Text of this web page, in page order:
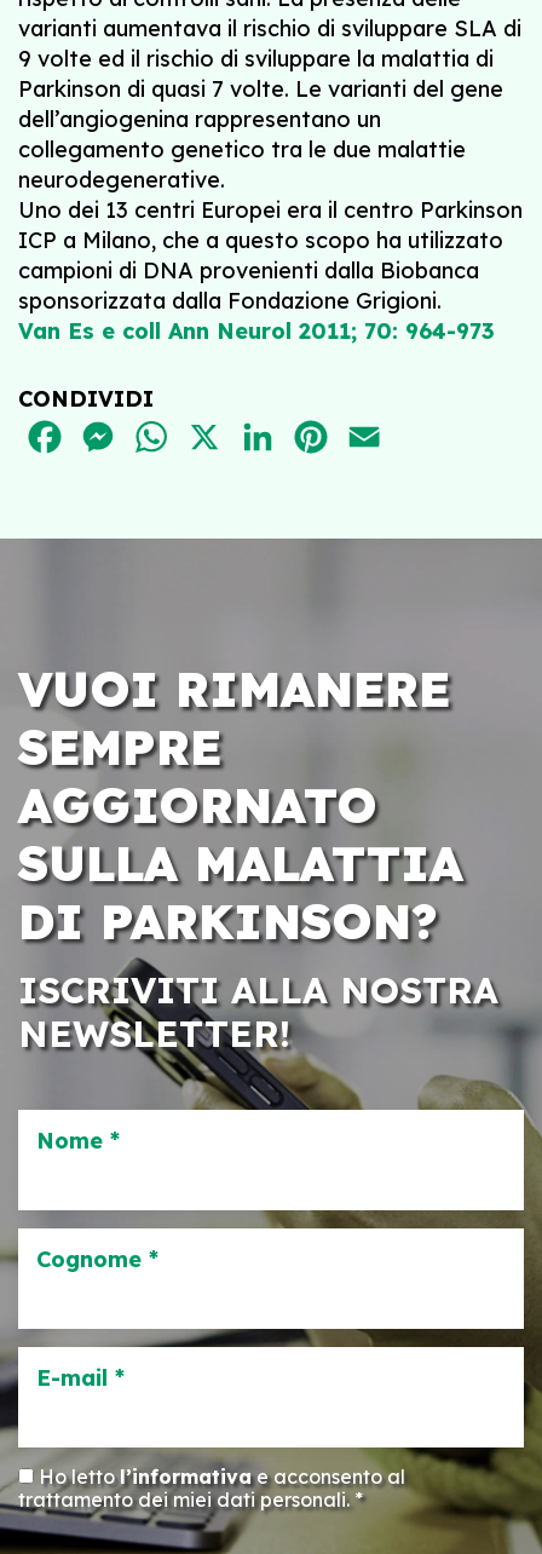
varianti aumentava il rischio di sviluppare SLA di
9 volte ed il rischio di sviluppare la malattia di
Parkinson di quasi 7 volte. Le varianti del gene
dell’angiogenina rappresentano un
collegamento genetico tra le due malattie
neurodegenerative.
Uno dei 13 centri Europei era il centro Parkinson
ICP a Milano, che a questo scopo ha utilizzato
campioni di DNA provenienti dalla Biobanca
sponsorizzata dalla Fondazione Grigioni.
Van Es e coll Ann Neurol 2011; 70: 964-973
CONDIVIDI
FACEBOOKMESSENGER
WHATSAPPLINKEDINPINTEREST
VUOI RIMANERE
SEMPRE
AGGIORNATO
SULLA MALATTIA
DI PARKINSON?
ISCRIVITI ALLA NOSTRA
NEWSLETTER!
Nome *
Cognome *
E-mail *
Ho lettol’informativae acconsento al
trattamento dei miei dati personali. *